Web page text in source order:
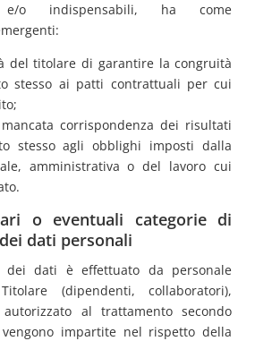
e/o indispensabili, ha come
del titolare di garantire la congruità
stesso ai patti contrattuali per cui
corrispondenza dei risultati
stesso agli obblighi imposti dalla
amministrativa o del lavoro cui
o eventuali categorie di
dati personali
dei dati è effettuato da personale
(dipendenti, collaboratori),
al trattamento secondo
impartite nel rispetto della